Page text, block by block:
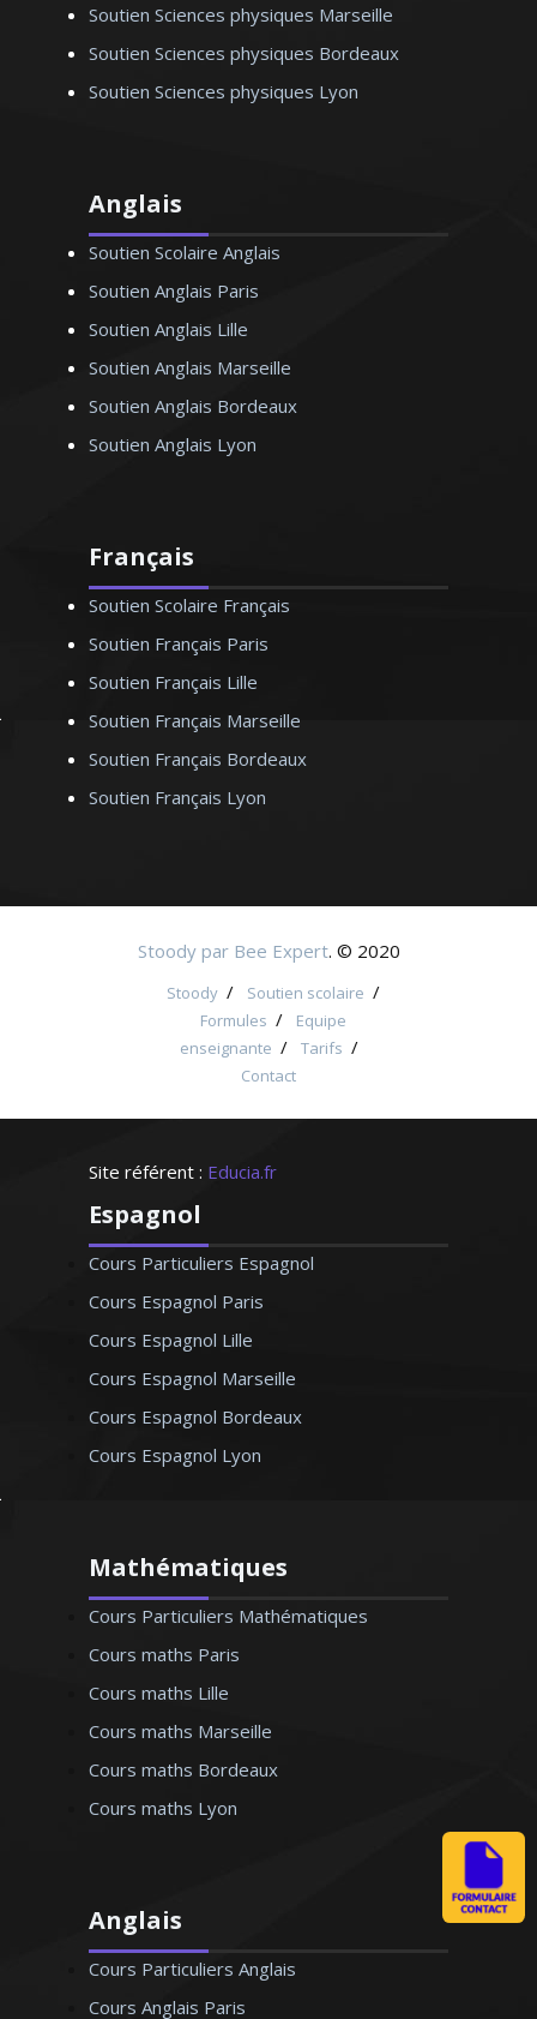
Soutien Sciences physiques Marseille
Soutien Sciences physiques Bordeaux
Soutien Sciences physiques Lyon
Anglais
Soutien Scolaire Anglais
Soutien Anglais Paris
Soutien Anglais Lille
Soutien Anglais Marseille
Soutien Anglais Bordeaux
Soutien Anglais Lyon
Français
Soutien Scolaire Français
Soutien Français Paris
Soutien Français Lille
Soutien Français Marseille
Soutien Français Bordeaux
Soutien Français Lyon
Stoody par Bee Expert. © 2020
Stoody / Soutien scolaire /
Formules /
Equipe
enseignante / Tarifs /
Contact
Site référent : Educia.fr
Espagnol
Cours Particuliers Espagnol
Cours Espagnol Paris
Cours Espagnol Lille
Cours Espagnol Marseille
Cours Espagnol Bordeaux
Cours Espagnol Lyon
Mathématiques
Cours Particuliers Mathématiques
Cours maths Paris
Cours maths Lille
Cours maths Marseille
Cours maths Bordeaux
Cours maths Lyon
Anglais
Cours Particuliers Anglais
Cours Anglais Paris